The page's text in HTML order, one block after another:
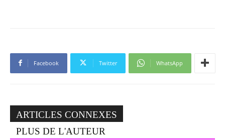
Facebook Twitter WhatsApp
ARTICLES CONNEXES
PLUS DE L'AUTEUR